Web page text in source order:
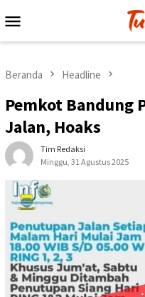
ke
Mobile
Beranda Headline
Pemkot Bandung
Jalan, Hoaks
Tim Redaksi
Minggu, 31 Agustus 2025